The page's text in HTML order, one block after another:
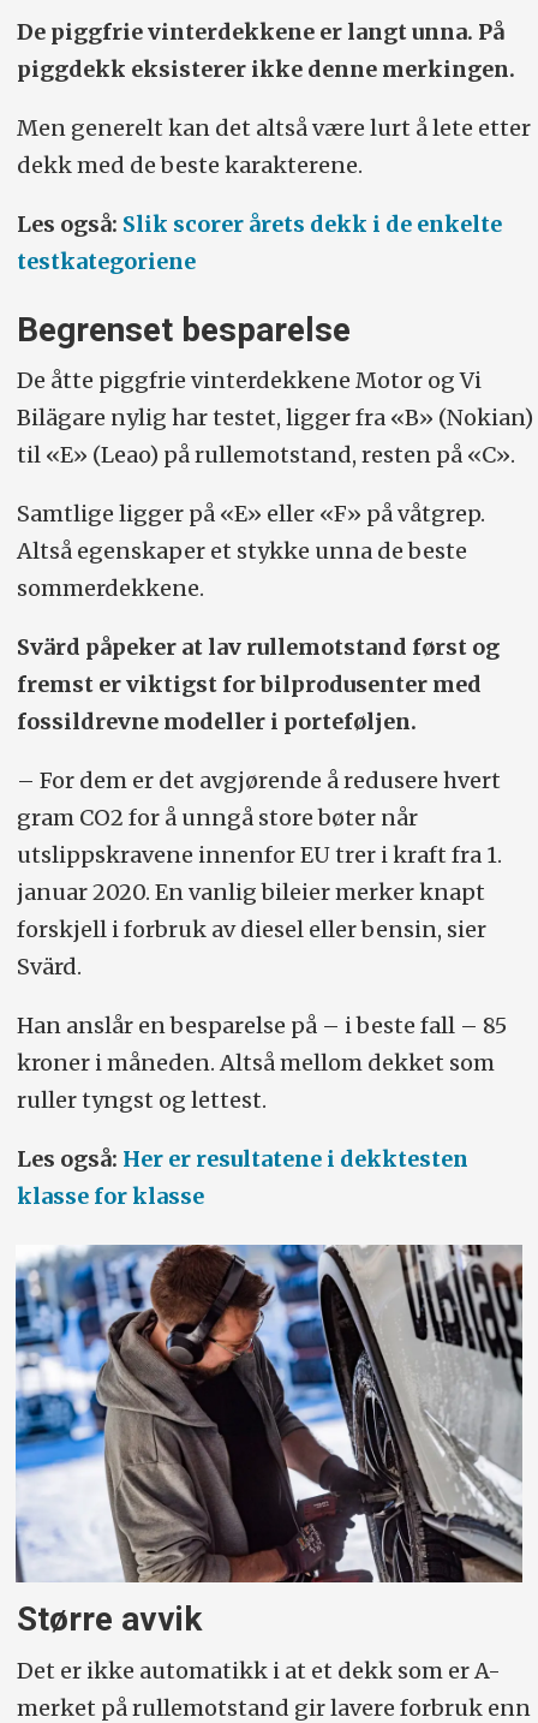
De piggfrie vinterdekkene er langt unna. På
piggdekk eksisterer ikke denne merkingen.
Men generelt kan det altså være lurt å lete etter
dekk med de beste karakterene.
Les også: Slik scorer årets dekk i de enkelte
testkategoriene
Begrenset besparelse
De åtte piggfrie vinterdekkene Motor og Vi
Bilägare nylig har testet, ligger fra «B» (Nokian)
til «E» (Leao) på rullemotstand, resten på «C».
Samtlige ligger på «E» eller «F» på våtgrep.
Altså egenskaper et stykke unna de beste
sommerdekkene.
Svärd påpeker at lav rullemotstand først og
fremst er viktigst for bilprodusenter med
fossildrevne modeller i porteføljen.
– For dem er det avgjørende å redusere hvert
gram CO2 for å unngå store bøter når
utslippskravene innenfor EU trer i kraft fra 1.
januar 2020. En vanlig bileier merker knapt
forskjell i forbruk av diesel eller bensin, sier
Svärd.
Han anslår en besparelse på – i beste fall – 85
kroner i måneden. Altså mellom dekket som
ruller tyngst og lettest.
Les også: Her er resultatene i dekktesten
klasse for klasse
Større avvik
Det er ikke automatikk i at et dekk som er A-
merket på rullemotstand gir lavere forbruk enn